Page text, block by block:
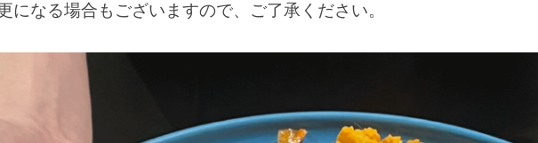
になる場合もございますので、ご了承ください。